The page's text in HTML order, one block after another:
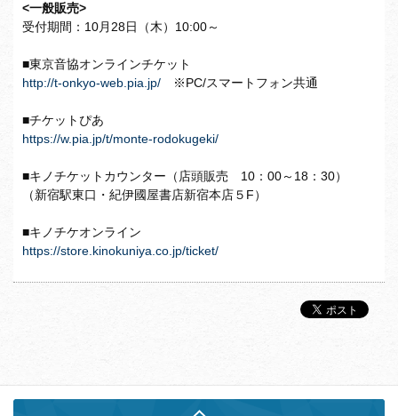
<一般販売>
受付期間：10月28日（木）10:00～
■東京音協オンラインチケット
http://t-onkyo-web.pia.jp/ ※PC/スマートフォン共通
■チケットぴあ
https://w.pia.jp/t/monte-rodokugeki/
■キノチケットカウンター（店頭販売 10：00～18：30）
（新宿駅東口・紀伊國屋書店新宿本店５F）
■キノチケオンライン
https://store.kinokuniya.co.jp/ticket/